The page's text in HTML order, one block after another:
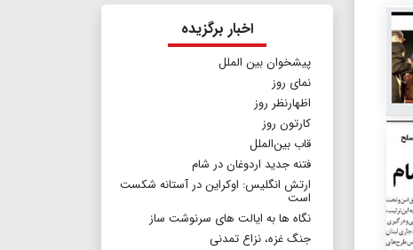
اخبار برگزیده
پیشخوان بین الملل
نمای روز
اظهارنظر روز
کارتون روز
قاب بین‌الملل
فتنه جدید اردوغان در شام
ارتش انگلیس: اوکراین در آستانه شکست
است
نگاه ها به ایالت های سرنوشت ساز
جنگ غزه، نزاع تمدنی